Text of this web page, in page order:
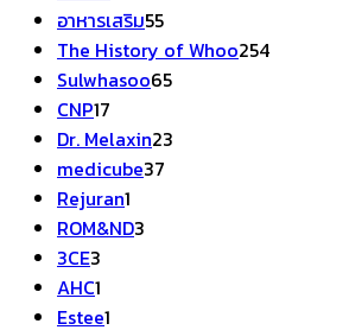
สินค้า
อาหารเสริม5555
สินค้า
The History of Whoo254254
Sulwhasoo6565
CNP17
สินค้า
Dr. Melaxin23
medicube37
Rejuran1
สินค้า
ROM&ND3
3CE3
AHC1
สินค้า
Estee1